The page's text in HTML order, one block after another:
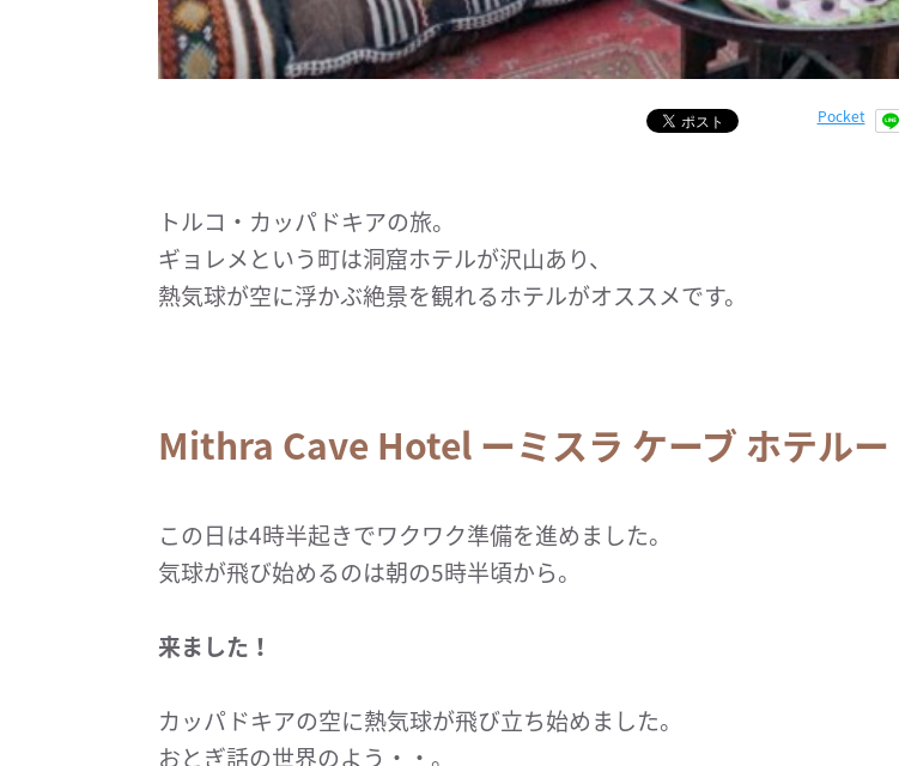
Pocket
トルコ・カッパドキアの旅。
ギョレメという町は洞窟ホテルが沢山あり、
熱気球が空に浮かぶ絶景を観れるホテルがオススメです。
Mithra Cave Hotel ーミスラ ケーブ ホテルー
この日は4時半起きでワクワク準備を進めました。
気球が飛び始めるのは朝の5時半頃から。
来ました！
カッパドキアの空に熱気球が飛び立ち始めました。
おとぎ話の世界のよう・・。